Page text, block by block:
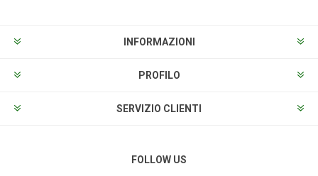
INFORMAZIONI
PROFILO
SERVIZIO CLIENTI
FOLLOW US